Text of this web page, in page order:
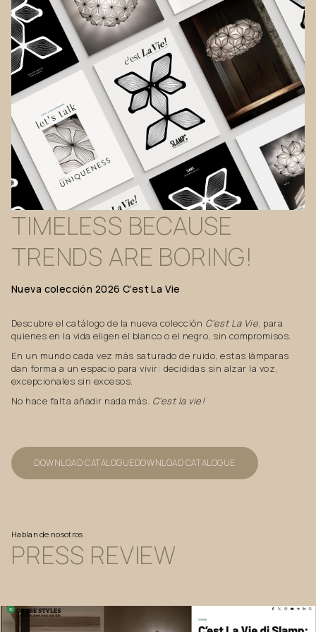
TIMELESS BECAUSE
TRENDS ARE BORING!
Nueva colección 2026 C’estLa Vie
Descubre el catálogo de la nueva colección C’est La Vie, para
quienes en la vida eligen el blanco o el negro, sin compromisos.
En un mundo cada vez más saturado de ruido, estas lámparas
dan forma a un espacio para vivir: decididas sin alzar la voz,
excepcionales sin excesos.
No hace falta añadir nada más. C’est la vie!
DOWNLOAD CATALOGUEDOWNLOAD CATALOGUE
Hablan de nosotros
PRESS REVIEW